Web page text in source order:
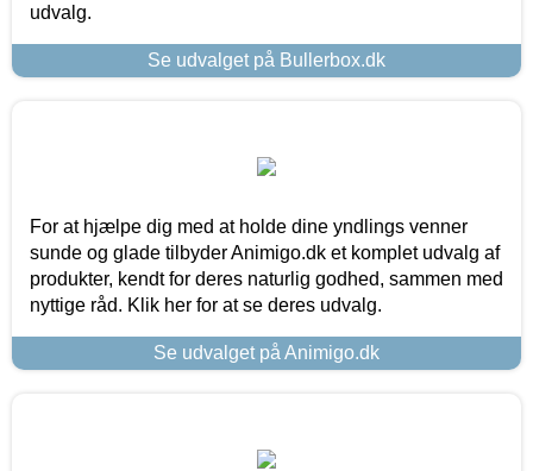
udvalg.
Se udvalget på Bullerbox.dk
For at hjælpe dig med at holde dine yndlings venner
sunde og glade tilbyder Animigo.dk et komplet udvalg af
produkter, kendt for deres naturlig godhed, sammen med
nyttige råd. Klik her for at se deres udvalg.
Se udvalget på Animigo.dk